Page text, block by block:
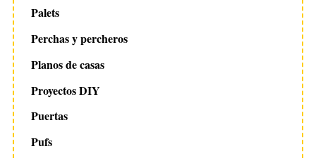
Palets
Perchas y percheros
Planos de casas
Proyectos DIY
Puertas
Pufs